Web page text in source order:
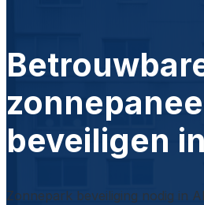
beveiligen
Zonnepark beveiliging nodig in